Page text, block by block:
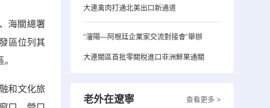
海關總署
區位列其
和文化旅
大連禽肉打通北美出口新通道
“瀋陽—阿根廷企業家交流對接會”舉辦
大連關區首批零關稅進口非洲鮮果通關
查看更多 >
老外在遼寧